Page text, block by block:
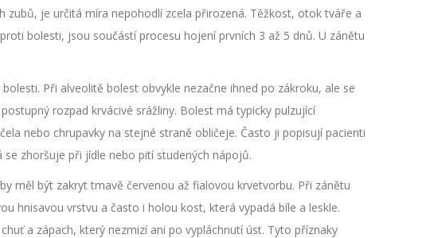
zubů, je určitá míra nepohodlí zcela přirozená. Těžkost, otok tváře a
bolesti, jsou součástí procesu hojení prvních 3 až 5 dnů. U zánětu
Při alveolitě bolest obvykle nezačne ihned po zákroku, ale se
rozpad krvácivé srážliny. Bolest má typicky pulzující
nebo chrupavky na stejné straně obličeje. Často ji popisují pacienti
zhoršuje při jídle nebo pití studených nápojů.
měl být zakryt tmavě červenou až fialovou krvetvorbu. Při zánětu
hnisavou vrstvu a často i holou kost, která vypadá bíle a leskle.
a zápach, který nezmizí ani po vypláchnutí úst. Tyto příznaky